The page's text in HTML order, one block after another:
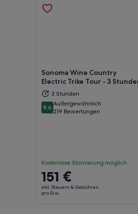
Sonoma Wine Country
Electric Trike Tour - 3
3 Stunden
9.69.6 von 10
Außergewöhnlich
219 Bewertungen
Kostenlose Stornierung möglich
Der
Preis
beträgt
151 €
inkl. Steuern & Gebühren
pro Erw.
Wird in